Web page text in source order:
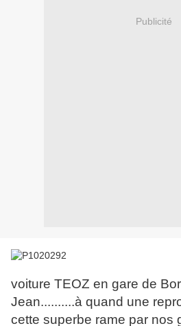
Publicité
voiture TEOZ en gare de
Jean..........à quand une
cette superbe rame par nos